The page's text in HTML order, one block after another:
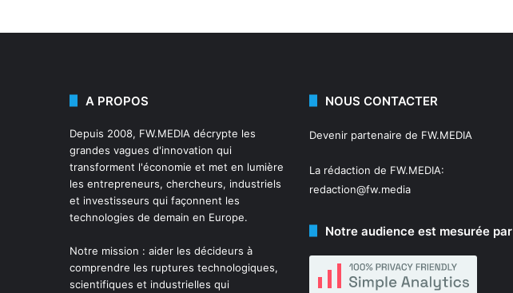
A PROPOS
Depuis 2008, FW.MEDIA décrypte les
grandes vagues d'innovation qui
transforment l'économie et met en lumière
les entrepreneurs, chercheurs, industriels
et investisseurs qui façonnent les
technologies de demain en Europe.
Notre mission : aider les décideurs à
comprendre les ruptures technologiques,
scientifiques et industrielles qui
NOUS CONTACTER
Devenir partenaire de FW.MEDIA
La rédaction de FW.MEDIA:
redaction@fw.media
Notre audience est mesurée par